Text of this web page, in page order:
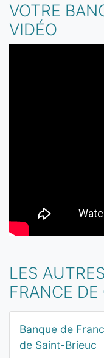
VOTRE
VIDÉO
LES
FRANCE
Banque de
de Saint-Brieuc